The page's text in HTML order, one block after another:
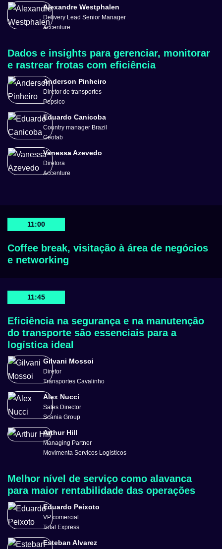
Alexandre Westphalen
Delivery Lead Senior Manager
Accenture
Dados e insights para gerenciar, monitorar
e rastrear frotas com eficiência
Anderson Pinheiro
Diretor de transportes
Pepsico
Eduardo Canicoba
Country manager Brazil
Geotab
Vanessa Azevedo
Diretora
Accenture
11:00
Coffee break, visitação à área de negócios
e networking
11:45
Eficiência na segurança e na manutenção
do transporte são essenciais para a
logística ideal
Gilvani Mossoi
Diretor
Transportes Cavalinho
Alex Nucci
Sales Director
Scania Group
Arthur Hill
Managing Partner
Movimenta Servicos Logisticos
Melhor nível de serviço como alavanca
para maior rentabilidade das operações
Eduardo Peixoto
VP comercial
Total Express
Esteban Alvarez